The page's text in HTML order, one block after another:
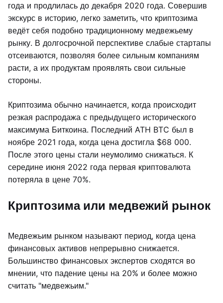
года и продлилась до декабря 2020 года. Совершив
экскурс в историю, легко заметить, что криптозима
ведёт себя подобно традиционному медвежьему
рынку. В долгосрочной перспективе слабые стартапы
отсеиваются, позволяя более сильным компаниям
расти, а их продуктам проявлять свои сильные
стороны.
Криптозима обычно начинается, когда происходит
резкая распродажа с предыдущего исторического
максимума Биткоина. Последний ATH BTC был в
ноябре 2021 года, когда цена достигла $68 000.
После этого цены стали неумолимо снижаться. К
середине июня 2022 года первая криптовалюта
потеряла в цене 70%.
Криптозима или медвежий рынок
Медвежьим рынком называют период, когда цена
финансовых активов непрерывно снижается.
Большинство финансовых экспертов сходятся во
мнении, что падение цены на 20% и более можно
считать "медвежьим."